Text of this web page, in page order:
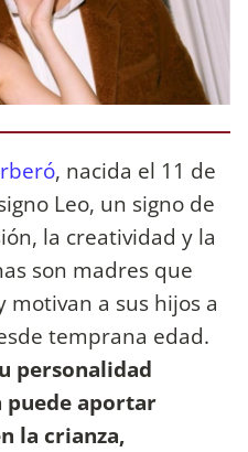
, nacida el 11 de
Leo, un signo de
la creatividad y la
son madres que
a sus hijos a
temprana edad.
personalidad
puede aportar
la crianza,